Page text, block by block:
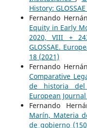
History:
Fernando
Equity in Early
2020, VIII +
GLOSSAE.
18 (2021)
Fernando
Comparative
de historia del
European
Fernando
Marín, Materia
de gobierno